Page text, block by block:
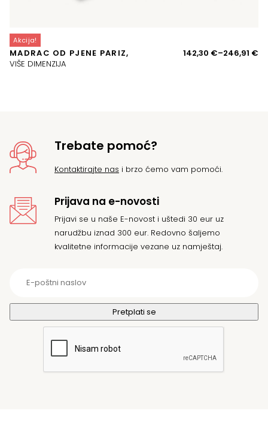
Akcija!
MADRAC OD PJENE PARIZ,
VIŠE DIMENZIJA
142,30 €–246,91 €
Trebate pomoć?
Kontaktirajte nas i brzo ćemo vam pomoći.
Prijava na e-novosti
Prijavi se u naše E-novost i uštedi 30 eur uz
narudžbu iznad 300 eur. Redovno šaljemo
kvalitetne informacije vezane uz namještaj.